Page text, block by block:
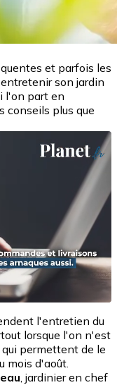
et parfois les
son jardin
l'on part en
conseils plus que
l'entretien du
lorsque l'on n'est
permettent de le
mois d'août.
, jardinier en chef